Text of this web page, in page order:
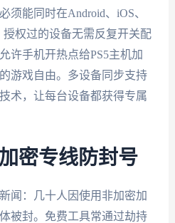
须能同时在Android、iOS、
授权过的设备无需反复开关配
许手机开热点给PS5主机加
游戏自由。多设备同步支持
术，让每台设备都获得专属
密专线防封号
闻：几十人因使用非加密加
被封。免费工具常通过劫持